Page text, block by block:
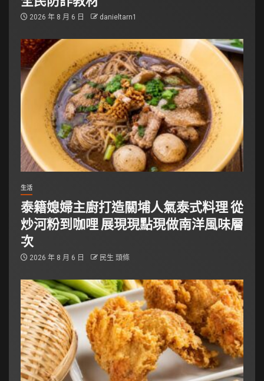
2026 年 8 月 6 日 danieltarn1
生活
泰籍媳婦主廚打造關埔人氣泰式料理 從
炒河粉到咖哩 展現現點現做南洋風味層
次
2026 年 8 月 6 日 民生 頭條